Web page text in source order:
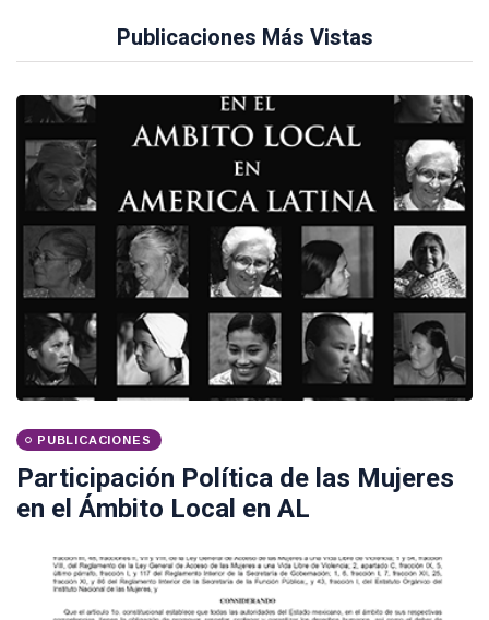
Publicaciones Más Vistas
PUBLICACIONES
Participación Política de las Mujeres
en el Ámbito Local en AL